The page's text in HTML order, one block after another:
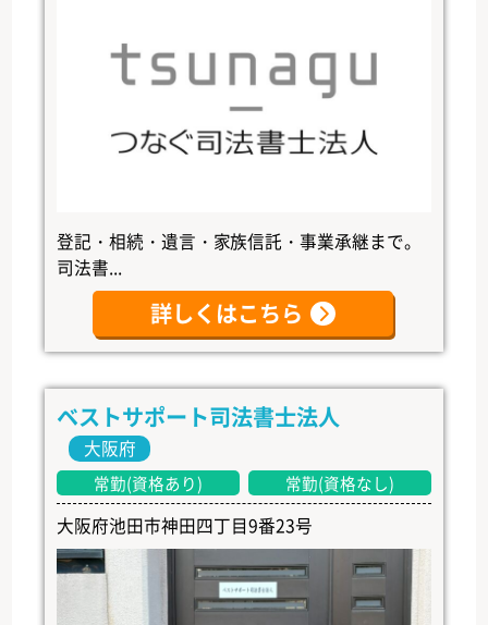
登記・相続・遺言・家族信託・事業承継まで。
司法書...
詳しくはこちら
ベストサポート司法書士法人
大阪府
常勤(資格あり) 常勤(資格なし)
大阪府池田市神田四丁目9番23号